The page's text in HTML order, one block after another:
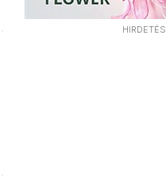
HIRDETÉS